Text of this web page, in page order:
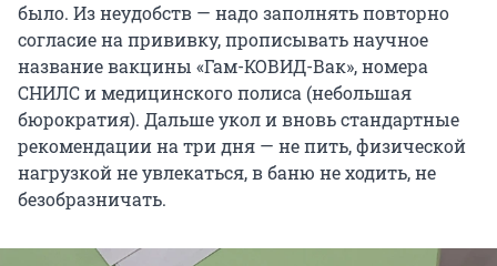
было. Из неудобств — надо заполнять повторно
согласие на прививку, прописывать научное
название вакцины «Гам-КОВИД-Вак», номера
СНИЛС и медицинского полиса (небольшая
бюрократия). Дальше укол и вновь стандартные
рекомендации на три дня — не пить, физической
нагрузкой не увлекаться, в баню не ходить, не
безобразничать.